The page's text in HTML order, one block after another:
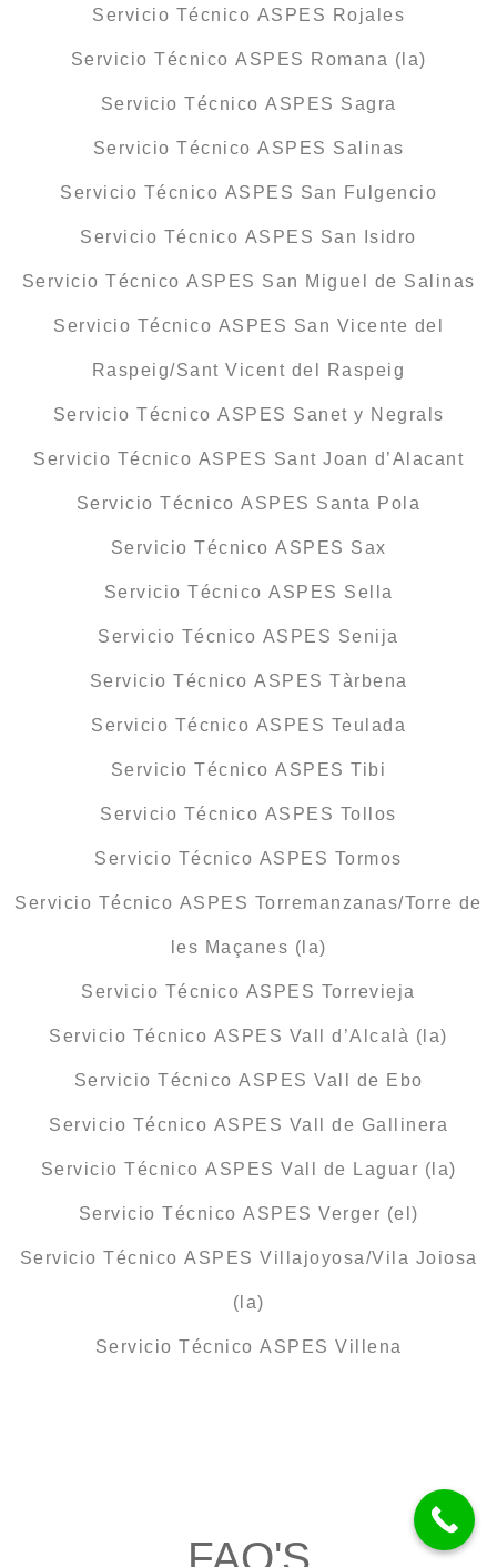
Servicio Técnico ASPES Rojales
Servicio Técnico ASPES Romana (la)
Servicio Técnico ASPES Sagra
Servicio Técnico ASPES Salinas
Servicio Técnico ASPES San Fulgencio
Servicio Técnico ASPES San Isidro
Servicio Técnico ASPES San Miguel de Salinas
Servicio Técnico ASPES San Vicente del
Raspeig/Sant Vicent del Raspeig
Servicio Técnico ASPES Sanet y Negrals
Servicio Técnico ASPES Sant Joan d’Alacant
Servicio Técnico ASPES Santa Pola
Servicio Técnico ASPES Sax
Servicio Técnico ASPES Sella
Servicio Técnico ASPES Senija
Servicio Técnico ASPES Tàrbena
Servicio Técnico ASPES Teulada
Servicio Técnico ASPES Tibi
Servicio Técnico ASPES Tollos
Servicio Técnico ASPES Tormos
Servicio Técnico ASPES Torremanzanas/Torre de
les Maçanes (la)
Servicio Técnico ASPES Torrevieja
Servicio Técnico ASPES Vall d’Alcalà (la)
Servicio Técnico ASPES Vall de Ebo
Servicio Técnico ASPES Vall de Gallinera
Servicio Técnico ASPES Vall de Laguar (la)
Servicio Técnico ASPES Verger (el)
Servicio Técnico ASPES Villajoyosa/Vila Joiosa
(la)
Servicio Técnico ASPES Villena